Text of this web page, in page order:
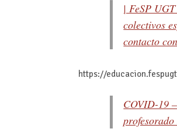
| FeSP
colectivos
contacto
https://
COVID-19